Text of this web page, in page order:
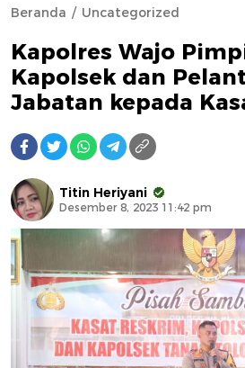
Beranda Uncategorized
Kapolres Wajo
Kapolsek dan
Jabatan kepada
Titin Heriyani
Desember 8, 2023 11:42 pm